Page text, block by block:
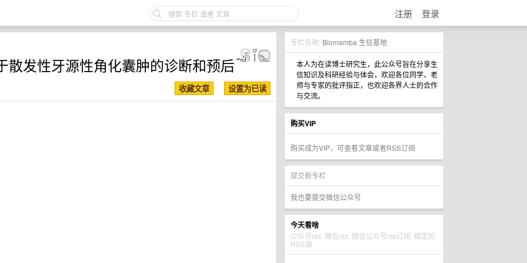
注册 登录
专栏名称: Biomamba 生信基地
本人为在读博士研究生，此公众号旨在分享生
信知识及科研经验与体会，欢迎各位同学、老
师与专家的批评指正，也欢迎各界人士的合作
与交流。
购买VIP
购买成为VIP，可查看文章或者RSS订阅
提交新专栏
我也要提交微信公众号
今天看啥
公众号rss, 微信rss, 微信公众号rss订阅, 稳定的
RSS源
散发性牙源性角化囊肿的诊断和预后